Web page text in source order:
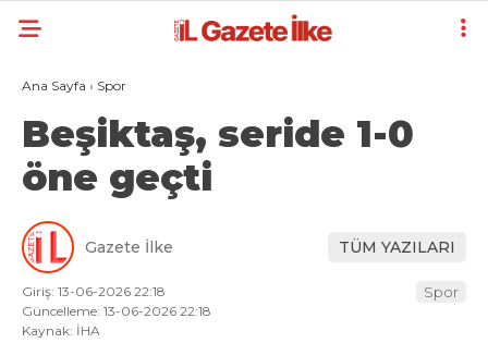
Ana Sayfa › Spor
Beşiktaş, seride 1-0
öne geçti
Gazete İlke TÜM YAZILARI
Giriş: 13-06-2026 22:18
Güncelleme: 13-06-2026 22:18
Kaynak: İHA
Spor